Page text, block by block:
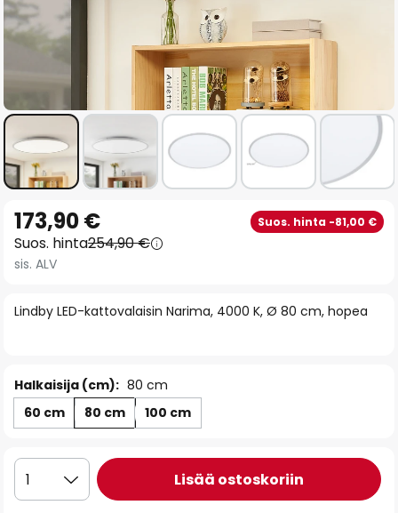
to
the
beginning
the
Lindby LED-kattovalaisin Narima, 4000 K, Ø 80 cm, hopea
173,90 € Suos. hinta -81,00 €
Suos. hinta254,90 €
sis. ALV
Halkaisija (cm): 80 cm
60 cm
80 cm 100 cm
1 Lisää ostoskoriin